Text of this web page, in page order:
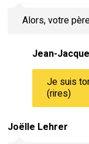
Alors, votre
Jean-
Je suis
(rires)
Joëlle Lehrer